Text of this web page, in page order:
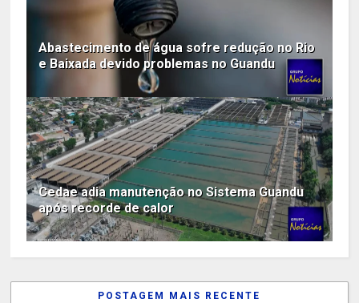
Abastecimento de água sofre redução no Rio
e Baixada devido problemas no Guandu
Cedae adia manutenção no Sistema Guandu
após recorde de calor
POSTAGEM MAIS RECENTE